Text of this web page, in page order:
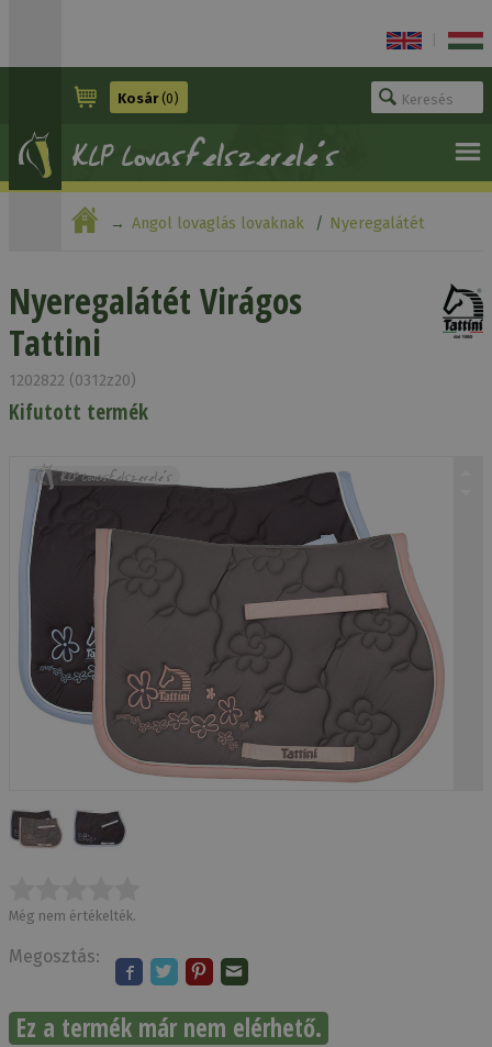
Kosár(0)
Angol lovaglás lovaknak Nyeregalátét
Nyeregalátét Virágos
Tattini
1202822 (0312z20)
Kifutott termék
Még nem értékelték.
Megosztás:
Ez a termék már nem elérhető.